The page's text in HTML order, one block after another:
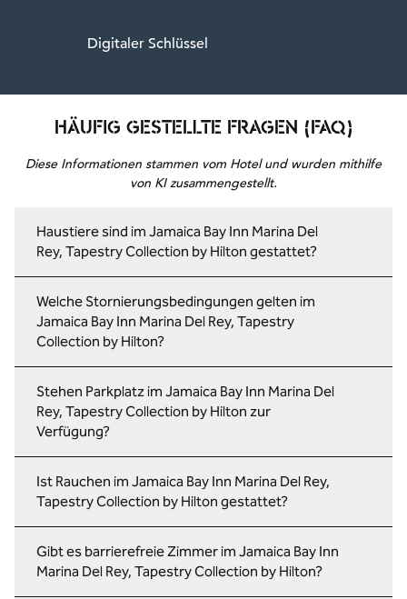
Digitaler Schlüssel
HÄUFIG GESTELLTE FRAGEN (FAQ)
Diese Informationen stammen vom Hotel und wurden mithilfe
von KI zusammengestellt.
Haustiere sind im Jamaica Bay Inn Marina Del
Rey, Tapestry Collection by Hilton gestattet?
Welche Stornierungsbedingungen gelten im
Jamaica Bay Inn Marina Del Rey, Tapestry
Collection by Hilton?
Stehen Parkplatz im Jamaica Bay Inn Marina Del
Rey, Tapestry Collection by Hilton zur
Verfügung?
Ist Rauchen im Jamaica Bay Inn Marina Del Rey,
Tapestry Collection by Hilton gestattet?
Gibt es barrierefreie Zimmer im Jamaica Bay Inn
Marina Del Rey, Tapestry Collection by Hilton?